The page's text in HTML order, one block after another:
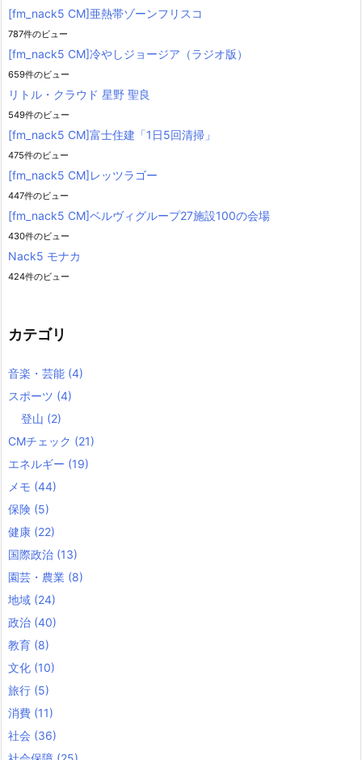
[fm_nack5 CM]亜熱帯ゾーンフリスコ
787件のビュー
[fm_nack5 CM]冷やしジョージア（ラジオ版）
659件のビュー
リトル・クラウド 星野 聖良
549件のビュー
[fm_nack5 CM]富士住建「1日5回清掃」
475件のビュー
[fm_nack5 CM]レッツラゴー
447件のビュー
[fm_nack5 CM]ベルヴィグループ27施設100の会場
430件のビュー
Nack5 モナカ
424件のビュー
カテゴリ
音楽・芸能 (4)
スポーツ (4)
登山 (2)
CMチェック (21)
エネルギー (19)
メモ (44)
保険 (5)
健康 (22)
国際政治 (13)
園芸・農業 (8)
地域 (24)
政治 (40)
教育 (8)
文化 (10)
旅行 (5)
消費 (11)
社会 (36)